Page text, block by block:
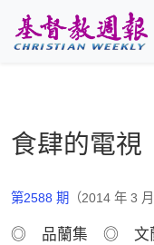
食肆的電視
第2588 期 （2014 年 3
◎ 品蘭集 ◎ 文